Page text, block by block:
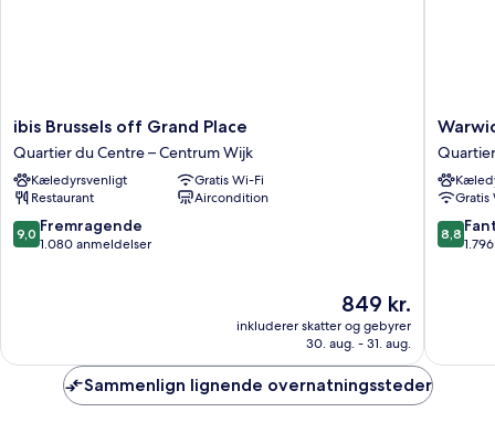
ibis
Brussels
off
Grand
Place
Quartier
du
ibis Brussels off Grand Place
Quartier du Centre – Centrum Wijk
Kæledyrsvenligt
Gratis Wi-Fi
Restaurant
Aircondition
9.0
ud
9,0 Fremragende
1.080 anmeldelser
Prisen
849 kr.
849 kr.
inkluderer skatter og gebyrer
30. aug. - 31. aug.
Warwick
Brussels
Grand-
Place
Quartier
du
Centre
Gratis
8.8
ud
8,8
Sammenlign lignende overnatningssteder